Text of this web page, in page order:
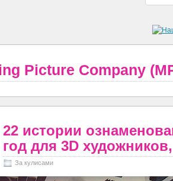
Picture Company
22 истории
год для 3D
За кулисами